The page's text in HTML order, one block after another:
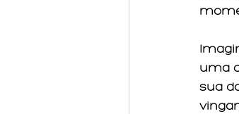
uma
sua